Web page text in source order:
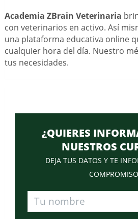
Academia ZBrain Veterinaria
con veterinarios en activo. Así
una plataforma educativa online
cualquier hora del día. Nuestro
tus necesidades.
¿QUIERES
NUESTROS
DEJA TUS DATOS Y TE
COMPROMISO